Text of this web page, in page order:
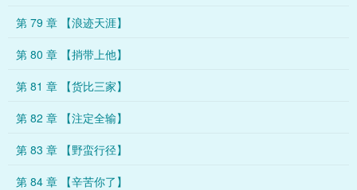
第 79 章 【浪迹天涯】
第 80 章 【捎带上他】
第 81 章 【货比三家】
第 82 章 【注定全输】
第 83 章 【野蛮行径】
第 84 章 【辛苦你了】